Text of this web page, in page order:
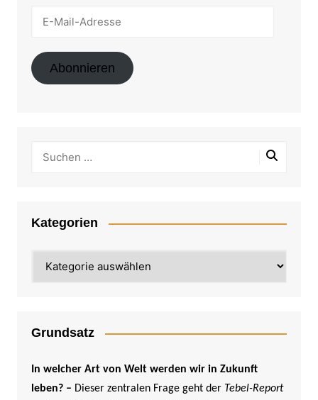
Abonnieren
Kategorien
Grundsatz
In welcher Art von Welt werden wir in Zukunft
leben? – Dieser zentralen Frage geht der Tebel-Report